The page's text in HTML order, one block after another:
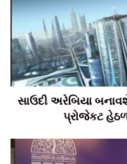
આ હાઇબ્રિડ પાવર
પ્રોજેક્ટ્સની ઉર્જા
પ્લાન્ટ દ્વારા વીજળીનો
વીજ કરતાં ઓછો હશે.
મૌલિક પટેલ, ચેરમેન અને
“હાઇબ્રિડ પાવર પ્લાન્ટ
સાઉદી અરેબિયા
પ્રોજેકટ